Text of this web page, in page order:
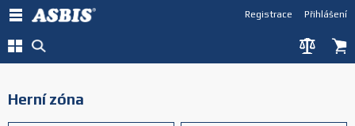
Přihlášení
Registrace
Herní zóna